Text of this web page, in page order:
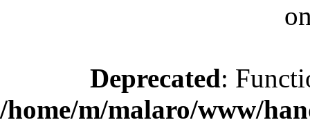
Deprecated:
/home/m/malaro/www/